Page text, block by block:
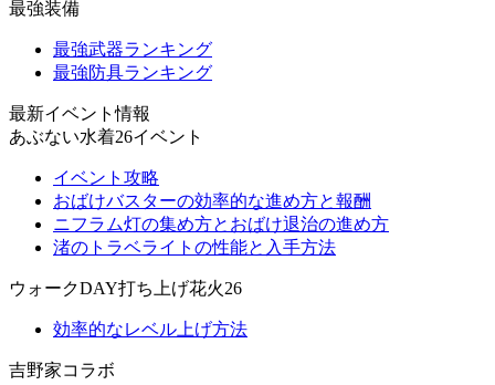
最強装備
最強武器ランキング
最強防具ランキング
最新イベント情報
あぶない水着26イベント
イベント攻略
おばけバスターの効率的な進め方と報酬
ニフラム灯の集め方とおばけ退治の進め方
渚のトラベライトの性能と入手方法
ウォークDAY打ち上げ花火26
効率的なレベル上げ方法
吉野家コラボ